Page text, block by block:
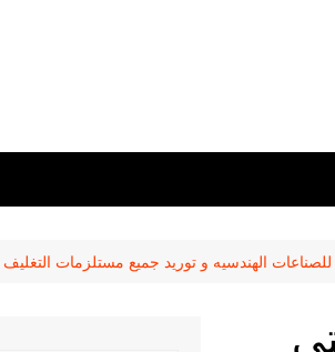
للصناعات الهندسيه و توريد جميع مستلزمات